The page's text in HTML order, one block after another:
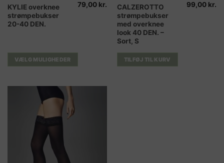
KYLIE overknee
strømpebukser
20-40 DEN.
79,00 kr.
VÆLG MULIGHEDER
Dette
vare
har
Mulighederne
kan
varesiden
CALZEROTTO
strømpebukser
med overknee
look 40 DEN. –
Sort, S
99,00 kr.
TILFØJ TIL KURV